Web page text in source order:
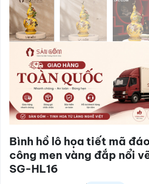
Bình hồ lô họa tiết mã
công men vàng đắp nổi
SG-HL16